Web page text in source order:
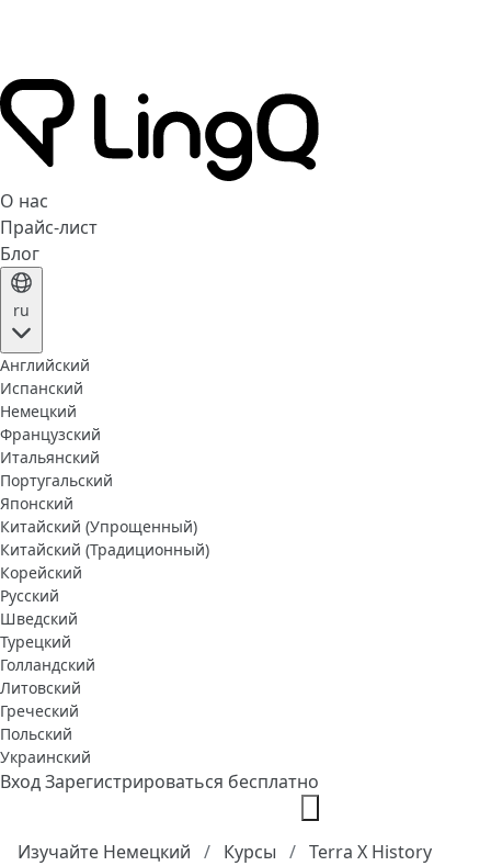
О нас
Прайс-лист
Блог
ru
Английский
Испанский
Немецкий
Французский
Итальянский
Португальский
Японский
Китайский (Упрощенный)
Китайский (Традиционный)
Корейский
Русский
Шведский
Турецкий
Голландский
Литовский
Греческий
Польский
Украинский
ВходЗарегистрироваться бесплатно
Изучайте Немецкий Курсы Terra X History